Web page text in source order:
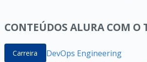
CONTEÚDOS ALURA COM O
Carreira DevOps Engineering